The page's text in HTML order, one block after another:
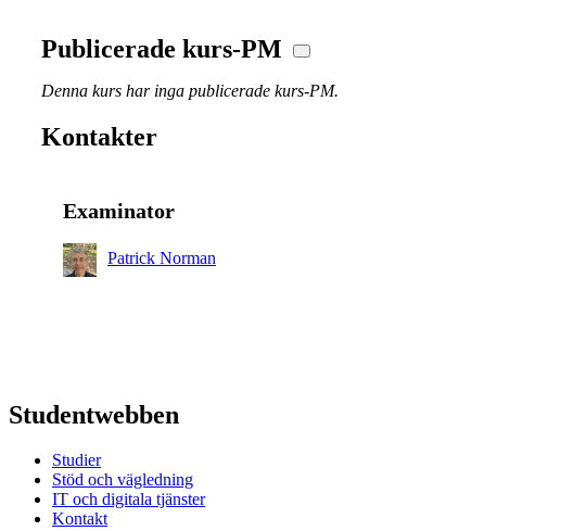
Publicerade kurs-PM
Denna kurs har inga publicerade kurs-PM.
Kontakter
Examinator
Patrick Norman
Studentwebben
Studier
Stöd och vägledning
IT och digitala tjänster
Kontakt